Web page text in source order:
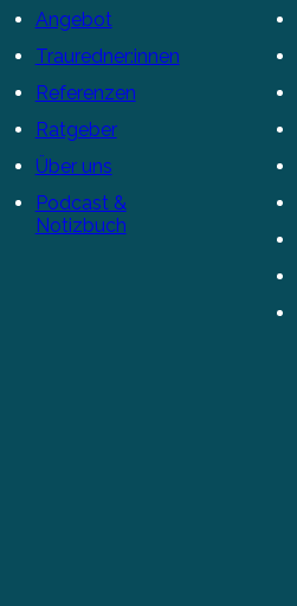
Angebot
Trauredner:innen
Referenzen
Ratgeber
Über uns
Podcast &
Notizbuch